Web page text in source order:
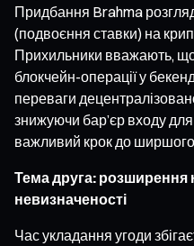
Придбання Brahma
(подвоєння ставки) на
Прихильники вважають,
блокчейн-операції у
переваги
знижуючи бар’єр входу
важливий крок до
Тема друга: розширення
невизначеності
Час укладання угоди